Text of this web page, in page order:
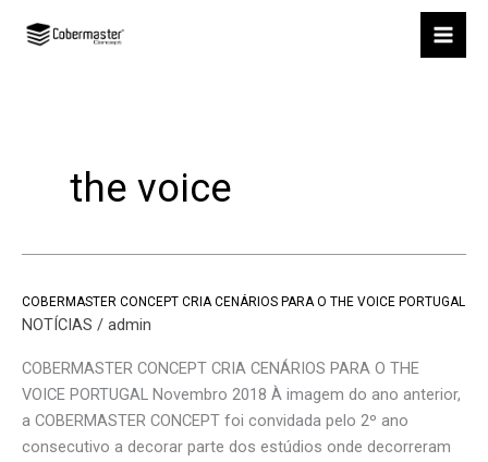
the voice
COBERMASTER CONCEPT CRIA CENÁRIOS PARA O THE VOICE PORTUGAL
NOTÍCIAS / admin
COBERMASTER CONCEPT CRIA CENÁRIOS PARA O THE
VOICE PORTUGAL Novembro 2018 À imagem do ano anterior,
a COBERMASTER CONCEPT foi convidada pelo 2º ano
consecutivo a decorar parte dos estúdios onde decorreram
COBERMASTER
CONCEPT
CRIA
CENÁRIOS
PARA